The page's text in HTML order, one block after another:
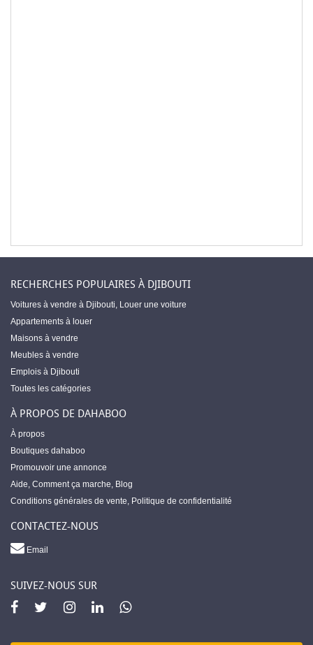
RECHERCHES POPULAIRES À DJIBOUTI
Voitures à vendre à Djibouti, Louer une voiture
Appartements à louer
Maisons à vendre
Meubles à vendre
Emplois à Djibouti
Toutes les catégories
À PROPOS DE DAHABOO
À propos
Boutiques dahaboo
Promouvoir une annonce
Aide, Comment ça marche, Blog
Conditions générales de vente, Politique de confidentialité
CONTACTEZ-NOUS
Email
SUIVEZ-NOUS SUR